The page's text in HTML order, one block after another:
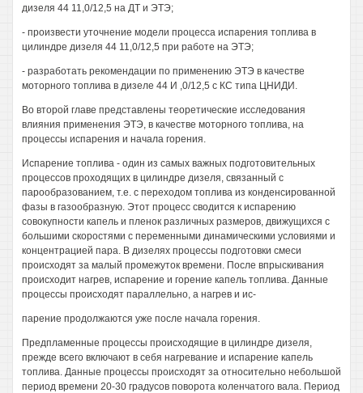
дизеля 44 11,0/12,5 на ДТ и ЭТЭ;
- произвести уточнение модели процесса испарения топлива в
цилиндре дизеля 44 11,0/12,5 при работе на ЭТЭ;
- разработать рекомендации по применению ЭТЭ в качестве
моторного топлива в дизеле 44 И ,0/12,5 с КС типа ЦНИДИ.
Во второй главе представлены теоретические исследования
влияния применения ЭТЭ, в качестве моторного топлива, на
процессы испарения и начала горения.
Испарение топлива - один из самых важных подготовительных
процессов проходящих в цилиндре дизеля, связанный с
парообразованием, т.е. с переходом топлива из конденсированной
фазы в газообразную. Этот процесс сводится к испарению
совокупности капель и пленок различных размеров, движущихся с
большими скоростями с переменными динамическими условиями и
концентрацией пара. В дизелях процессы подготовки смеси
происходят за малый промежуток времени. После впрыскивания
происходит нагрев, испарение и горение капель топлива. Данные
процессы происходят параллельно, а нагрев и ис-
парение продолжаются уже после начала горения.
Предпламенные процессы происходящие в цилиндре дизеля,
прежде всего включают в себя нагревание и испарение капель
топлива. Данные процессы происходят за относительно небольшой
период времени 20-30 градусов поворота коленчатого вала. Период